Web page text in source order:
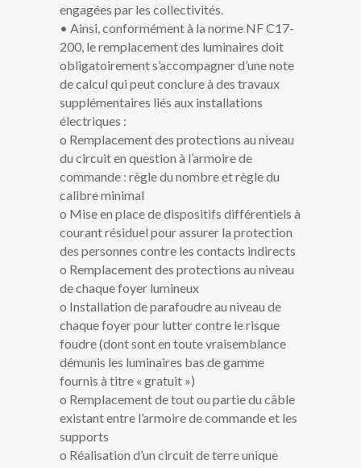
engagées par les collectivités.
• Ainsi, conformément à la norme NF C17-
200, le remplacement des luminaires doit
obligatoirement s’accompagner d’une note
de calcul qui peut conclure à des travaux
supplémentaires liés aux installations
électriques :
o Remplacement des protections au niveau
du circuit en question à l’armoire de
commande : règle du nombre et règle du
calibre minimal
o Mise en place de dispositifs différentiels à
courant résiduel pour assurer la protection
des personnes contre les contacts indirects
o Remplacement des protections au niveau
de chaque foyer lumineux
o Installation de parafoudre au niveau de
chaque foyer pour lutter contre le risque
foudre (dont sont en toute vraisemblance
démunis les luminaires bas de gamme
fournis à titre « gratuit »)
o Remplacement de tout ou partie du câble
existant entre l’armoire de commande et les
supports
o Réalisation d’un circuit de terre unique